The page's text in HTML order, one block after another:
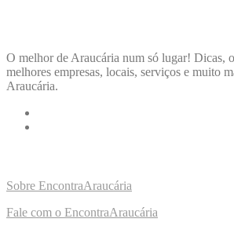
O melhor de Araucária num só lugar! Dicas,
melhores empresas, locais, serviços e muito
Araucária.
Sobre EncontraAraucária
Fale com o EncontraAraucária